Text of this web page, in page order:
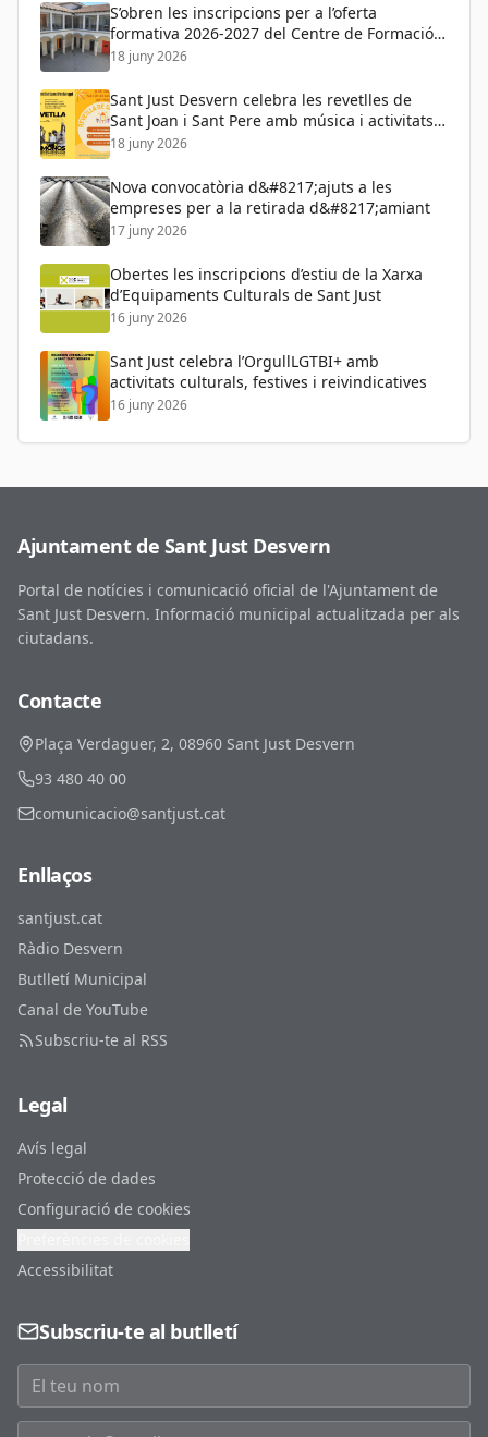
S’obren les inscripcions per a l’oferta
formativa 2026-2027 del Centre de Formació
de Persones Adultes
18 juny 2026
Sant Just Desvern celebra les revetlles de
Sant Joan i Sant Pere amb música i activitats
per a tots els públics
18 juny 2026
Nova convocatòria d&#8217;ajuts a les
empreses per a la retirada d&#8217;amiant
17 juny 2026
Obertes les inscripcions d’estiu de la Xarxa
d’Equipaments Culturals de Sant Just
16 juny 2026
Sant Just celebra l’OrgullLGTBI+ amb
activitats culturals, festives i reivindicatives
16 juny 2026
Ajuntament de Sant Just Desvern
Portal de notícies i comunicació oficial de l'Ajuntament de
Sant Just Desvern. Informació municipal actualitzada per als
ciutadans.
Contacte
Plaça Verdaguer, 2, 08960 Sant Just Desvern
93 480 40 00
comunicacio@santjust.cat
Enllaços
santjust.cat
Ràdio Desvern
Butlletí Municipal
Canal de YouTube
Subscriu-te al RSS
Legal
Avís legal
Protecció de dades
Configuració de cookies
Accessibilitat
Subscriu-te al butlletí